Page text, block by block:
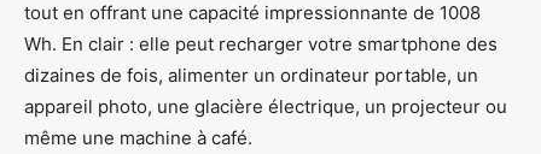
tout en offrant une capacité impressionnante de 1008
Wh. En clair : elle peut recharger votre smartphone des
dizaines de fois, alimenter un ordinateur portable, un
appareil photo, une glacière électrique, un projecteur ou
même une machine à café.